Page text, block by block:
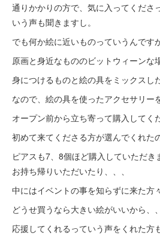
通りかかりの方で、気に入ってくださ
いう声も聞きますし。
でも何か絵に近いものっていうんです
原画と身近なもののビットウィーンな
身につけるものと絵の具をミックスし
なので、絵の具を使ったアクセサリー
オープン前から立ち寄って購入してく
初めて来てくださる方が選んでくれた
ピアスも7、8個ほど購入していただ
お持ち帰りいただいたり、、、
中にはイベントの事を知らずに来た方々
どうせ買うなら大きい絵がいいから、
応援してくれるっていう声をくれた方